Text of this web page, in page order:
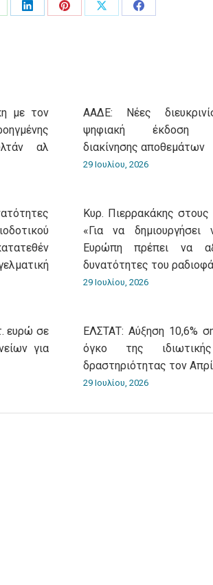
Share
Share
Share
Share
με τον
αλ
ΑΑΔΕ: Νέες
ψηφιακή έκδοση
διακίνησης αποθεμάτων
29 Ιουλίου, 2026
Κυρ. Πιερρακάκης στους
«Για να
Ευρώπη πρέπει να
δυνατότητες του
29 Ιουλίου, 2026
ευρώ σε
για
ΕΛΣΤΑΤ: Αύξηση 10,6%
όγκο της ιδιωτικής
δραστηριότητας τον
29 Ιουλίου, 2026